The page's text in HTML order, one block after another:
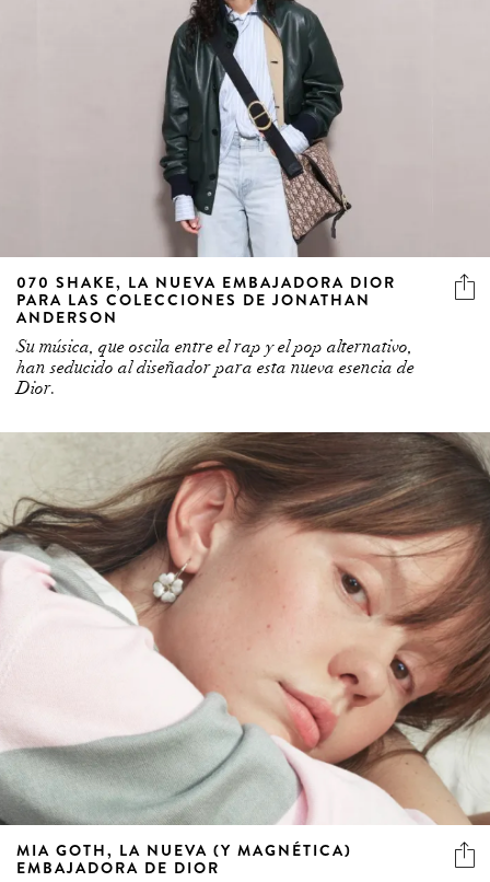
070 SHAKE, LA NUEVA EMBAJADORA DIOR
PARA LAS COLECCIONES DE JONATHAN
ANDERSON
Su música, que oscila entre el rap y el pop alternativo,
han seducido al diseñador para esta nueva esencia de
Dior.
MIA GOTH, LA NUEVA (Y MAGNÉTICA)
EMBAJADORA DE DIOR